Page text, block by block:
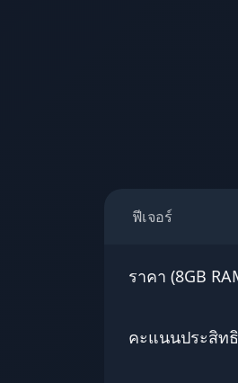
ฟีเจอร์
ราคา (8GB
คะแนนประสิท